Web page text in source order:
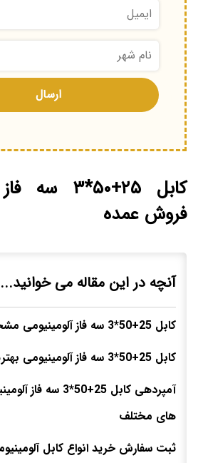
کابل
فروش عمده
آنچه در این مقاله می خوانید...
کابل 25+50*3 سه فاز
آلومینیومی
کابل 25+50*3 سه فاز
آلومینیومی
آمپردهی کابل 25+50*3 سه فاز
های مختلف
ثبت سفارش خرید انواع کابل